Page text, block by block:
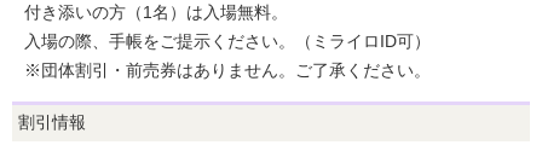
付き添いの方（1名）は入場無料。
入場の際、手帳をご提示ください。（ミライロID可）
※団体割引・前売券はありません。ご了承ください。
割引情報